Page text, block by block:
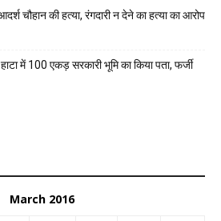
चौहान की हत्या, रंगदारी न देने का हत्या का आरोप
में 100 एकड़ सरकारी भूमि का किया पता, फर्जी
March 2016